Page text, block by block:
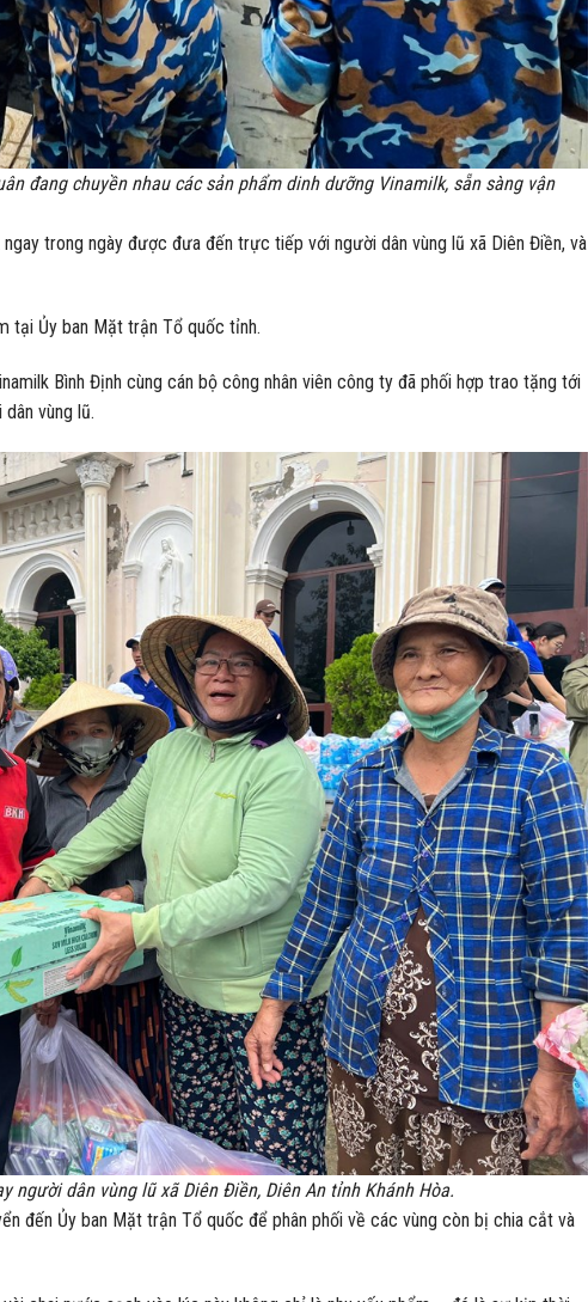
đang chuyền nhau các sản phẩm dinh dưỡng Vinamilk, sẵn sàng vận
trong ngày được đưa đến trực tiếp với người dân vùng lũ xã Diên Điền, và
tại Ủy ban Mặt trận Tổ quốc tỉnh.
Bình Định cùng cán bộ công nhân viên công ty đã phối hợp trao tặng tới
vùng lũ.
người dân vùng lũ xã Diên Điền, Diên An tỉnh Khánh Hòa.
đến Ủy ban Mặt trận Tổ quốc để phân phối về các vùng còn bị chia cắt và